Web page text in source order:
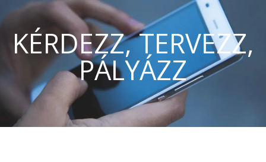
KÉRDEZZ, TERVEZZ,
PÁLYÁZZ